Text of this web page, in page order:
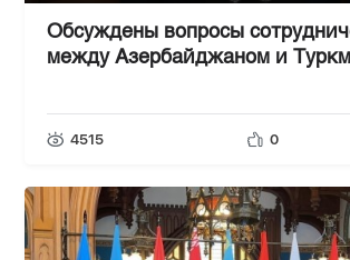
Обсуждены вопросы
между Азербайджаном и
4515 0